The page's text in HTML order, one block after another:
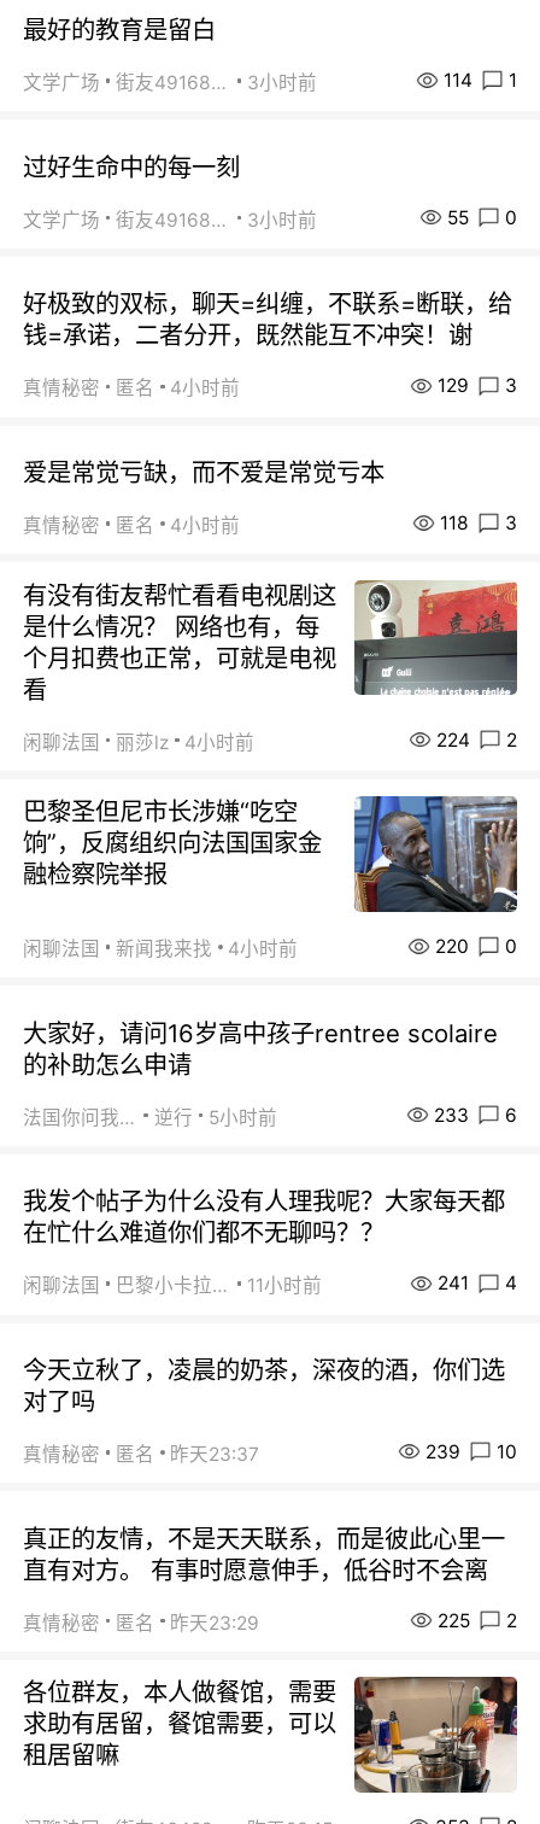
最好的教育是留白
文学广场 街友49168527 3小时前 114 1
过好生命中的每一刻
文学广场 街友49168527 3小时前 55 0
好极致的双标，聊天=纠缠，不联系=断联，给
钱=承诺，二者分开，既然能互不冲突！谢
真情秘密 匿名 4小时前 129 3
爱是常觉亏缺，而不爱是常觉亏本
真情秘密 匿名 4小时前 118 3
有没有街友帮忙看看电视剧这
是什么情况？ 网络也有，每
个月扣费也正常，可就是电视
看
闲聊法国 丽莎lz 4小时前 224 2
巴黎圣但尼市长涉嫌“吃空
饷”，反腐组织向法国国家金
融检察院举报
闲聊法国 新闻我来找 4小时前 220 0
大家好，请问16岁高中孩子rentree scolaire
的补助怎么申请
法国你问我答 逆行 5小时前 233 6
我发个帖子为什么没有人理我呢？大家每天都
在忙什么难道你们都不无聊吗？？
闲聊法国 巴黎小卡拉咪 11小时前 241 4
今天立秋了，凌晨的奶茶，深夜的酒，你们选
对了吗
真情秘密 匿名 昨天23:37 239 10
真正的友情，不是天天联系，而是彼此心里一
直有对方。 有事时愿意伸手，低谷时不会离
真情秘密 匿名 昨天23:29 225 2
各位群友，本人做餐馆，需要
求助有居留，餐馆需要，可以
租居留嘛